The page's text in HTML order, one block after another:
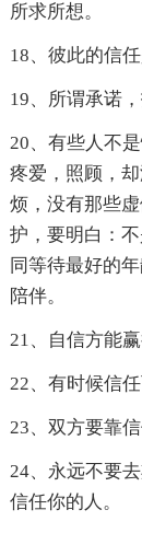
所求所想。
18、彼此的信
19、所谓承诺
20、有些人不
疼爱，照顾，
烦，没有那些
护，要明白：
同等待最好的
陪伴。
21、自信方能
22、有时候信
23、双方要靠信
24、永远不要
信任你的人。